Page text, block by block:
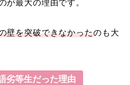
が最大の理由です。
壁を突破できなかったのも大
劣等生だった理由